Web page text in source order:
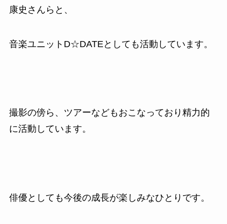
康史さんらと、
音楽ユニット D☆DATE としても活動しています。
撮影の傍ら、ツアーなどもおこなっており精力的
に活動しています。
俳優としても今後の成長が楽しみなひとりです。